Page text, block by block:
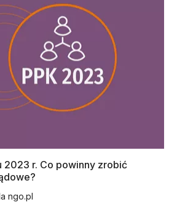
2023 r. Co powinny zrobić
ngo.pl